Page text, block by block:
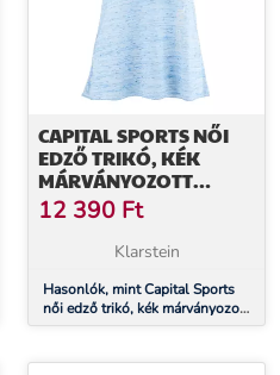
CAPITAL SPORTS NŐI
EDZŐ TRIKÓ, KÉK
MÁRVÁNYOZOTT
HATÁSÚ, L MÉRET
12 390 Ft
Klarstein
Hasonlók, mint Capital Sports
női edző trikó, kék márványozott
hatású, L méret